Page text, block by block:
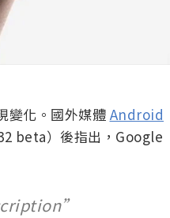
變化。國外媒體 Android
beta）後指出，Google